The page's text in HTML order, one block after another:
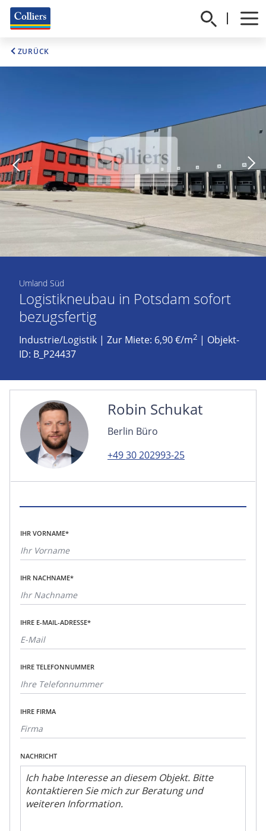
ZURÜCK
Umland Süd
Logistikneubau in Potsdam sofort
bezugsfertig
Industrie/Logistik | Zur Miete: 6,90 €/m2 | Objekt-
ID: B_P24437
Robin Schukat
Berlin Büro
+49 30 202993-25
IHR VORNAME*
IHR NACHNAME*
IHRE E-MAIL-ADRESSE*
IHRE TELEFONNUMMER
IHRE FIRMA
NACHRICHT